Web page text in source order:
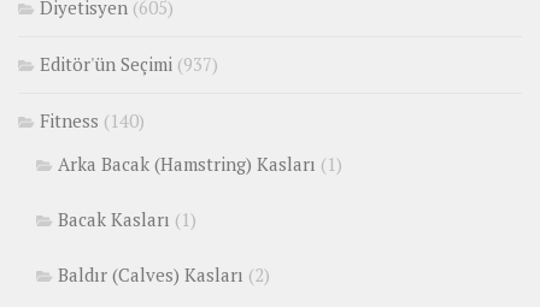
Diyetisyen (605)
Editör'ün Seçimi (937)
Fitness (140)
Arka Bacak (Hamstring) Kasları (1)
Bacak Kasları (1)
Baldır (Calves) Kasları (2)